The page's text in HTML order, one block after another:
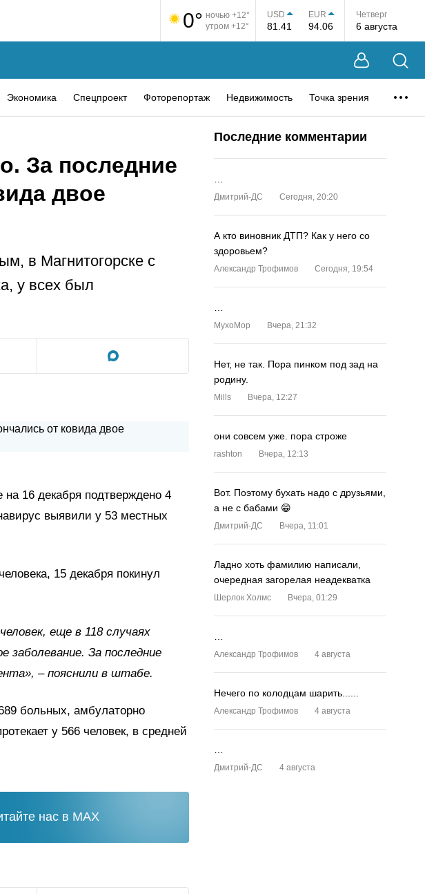
0° ночью +12°
утром +12°
USD
81.41
EUR
94.06
Четверг
6 августа
Экономика Спецпроект Фоторепортаж Недвижимость Точка зрения
За последние
двое
в Магнитогорске с
у всех был
16 декабря подтверждено 4
выявили у 53 местных
15 декабря покинул
еще в 118 случаях
заболевание. За последние
– пояснили в штабе.
больных, амбулаторно
у 566 человек, в средней
нас в MAX
Последние комментарии
Дмитрий-ДС Сегодня, 20:20
А кто виновник ДТП? Как у него со
здоровьем?
Александр Трофимов Сегодня, 19:54
MyxoMop Вчера, 21:32
Нет, не так. Пора пинком под зад на
родину.
Mills Вчера, 12:27
они совсем уже. пора строже
rashton Вчера, 12:13
Вот. Поэтому бухать надо с друзьями,
а не с бабами 😁
Дмитрий-ДС Вчера, 11:01
Ладно хоть фамилию написали,
очередная загорелая неадекватка
Шерлок Холмс Вчера, 01:29
Александр Трофимов 4 августа
Нечего по колодцам шарить......
Александр Трофимов 4 августа
Дмитрий-ДС 4 августа